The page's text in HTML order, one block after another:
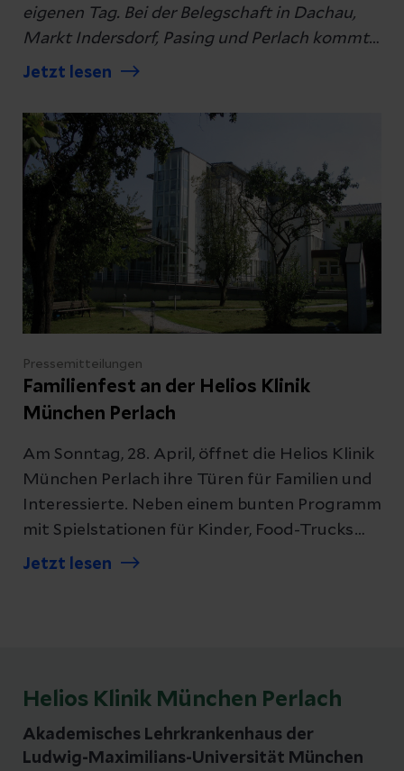
eigenen Tag. Bei der Belegschaft in Dachau,
Markt Indersdorf, Pasing und Perlach kommt
das Format gut an.
Jetzt lesen
Pressemitteilungen
Familienfest an der Helios Klinik
München Perlach
Am Sonntag, 28. April, öffnet die Helios Klinik
München Perlach ihre Türen für Familien und
Interessierte. Neben einem bunten Programm
mit Spielstationen für Kinder, Food-Trucks
und DJ-Musik führt Moderatorin Susanne
simulierten Eingriff mit ihm durchführen.
Jetzt lesen
Helios Klinik München Perlach
Akademisches Lehrkrankenhaus der
Ludwig-Maximilians-Universität München